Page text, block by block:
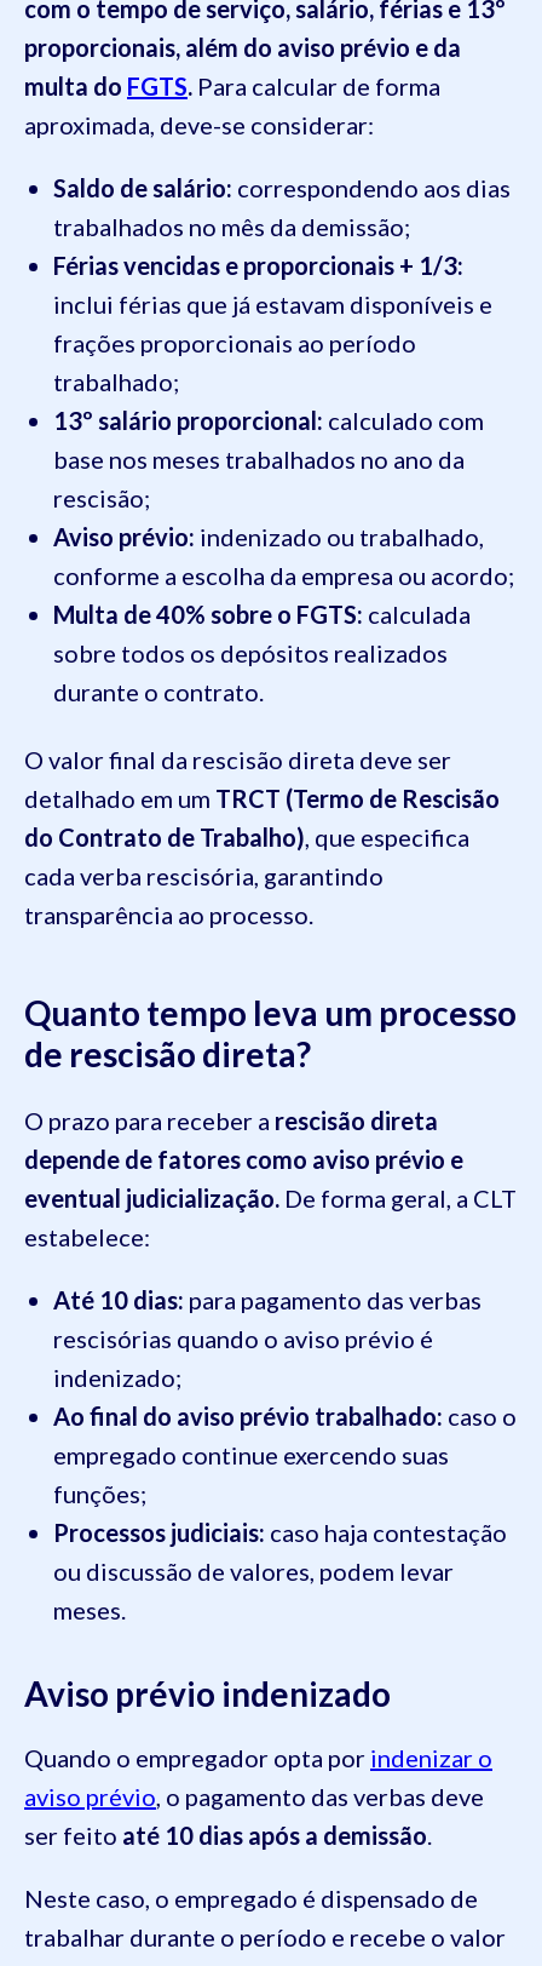
com o tempo de serviço, salário, férias e 13º
proporcionais, além do aviso prévio e da
multa do FGTS. Para calcular de forma
aproximada, deve-se considerar:
Saldo de salário: correspondendo aos dias
trabalhados no mês da demissão;
Férias vencidas e proporcionais + 1/3:
inclui férias que já estavam disponíveis e
frações proporcionais ao período
trabalhado;
13º salário proporcional: calculado com
base nos meses trabalhados no ano da
rescisão;
Aviso prévio: indenizado ou trabalhado,
conforme a escolha da empresa ou acordo;
Multa de 40% sobre o FGTS: calculada
sobre todos os depósitos realizados
durante o contrato.
O valor final da rescisão direta deve ser
detalhado em um TRCT (Termo de Rescisão
do Contrato de Trabalho) , que especifica
cada verba rescisória, garantindo
transparência ao processo.
Quanto tempo leva um processo
de rescisão direta?
O prazo para receber a rescisão direta
depende de fatores como aviso prévio e
eventual judicialização. De forma geral, a CLT
estabelece:
Até 10 dias: para pagamento das verbas
rescisórias quando o aviso prévio é
indenizado;
Ao final do aviso prévio trabalhado: caso o
empregado continue exercendo suas
funções;
Processos judiciais: caso haja contestação
ou discussão de valores, podem levar
meses.
Aviso prévio indenizado
Quando o empregador opta por indenizar o
aviso prévio , o pagamento das verbas deve
ser feito até 10 dias após a demissão
Neste caso, o empregado é dispensado de
trabalhar durante o período e recebe o valor